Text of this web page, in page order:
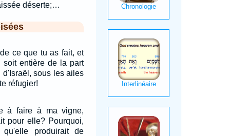
déserte;…
ce que tu as fait, et
soit entière de la part
sous les ailes
réfugier!
à faire à ma vigne,
pour elle? Pourquoi,
produirait de